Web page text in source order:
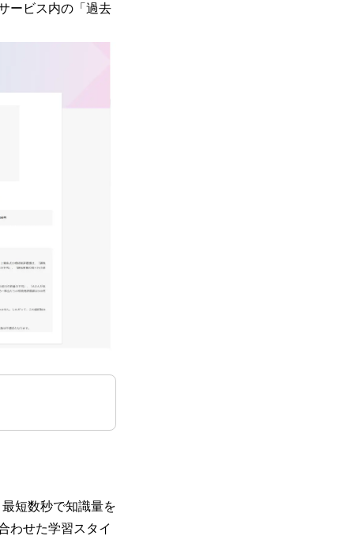
ービス内の「過去
短数秒で知識量を
わせた学習スタイ